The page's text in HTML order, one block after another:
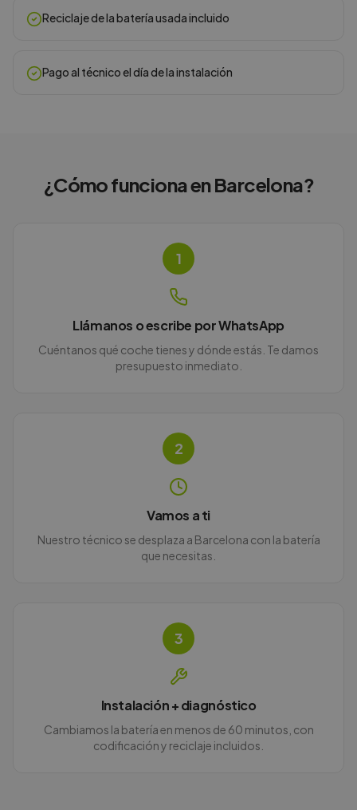
Reciclaje de la batería usada incluido
Pago al técnico el día de la instalación
¿Cómo funciona enBarcelona?
1
Llámanos o escribe por WhatsApp
Cuéntanos qué coche tienes y dónde estás. Te damos
presupuesto inmediato.
2
Vamos a ti
Nuestro técnico se desplaza a Barcelona con la batería
que necesitas.
3
Instalación + diagnóstico
Cambiamos la batería en menos de 60 minutos, con
codificación y reciclaje incluidos.